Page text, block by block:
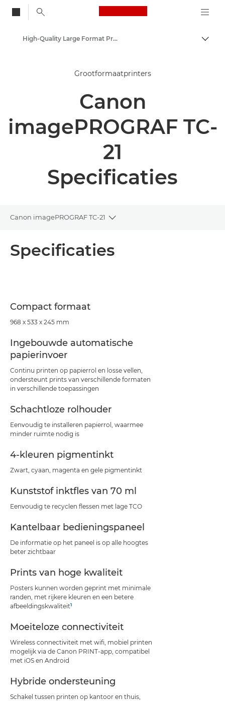
Canon Logo, back
Oplossingen en services
Zakelijke producten
High-Quality Large Format Printers for CAD/GIS and Stunning Graphics
Grootformaatprinters
Canon
imagePROGRAF TC-
21
Specificaties
Canon imagePROGRAF TC-21
Toggle breadcrumbs
Specificaties
Compact formaat
968 x 533 x 245 mm
Ingebouwde automatische
papierinvoer
Continu printen op papierrol en losse vellen,
ondersteunt prints van verschillende formaten
in verschillende toepassingen
Schachtloze rolhouder
Eenvoudig te installeren papierrol, waarmee
minder ruimte nodig is
4-kleuren pigmentinkt
Zwart, cyaan, magenta en gele pigmentinkt
Kunststof inktfles van 70 ml
Eenvoudig te recyclen flessen met lage TCO
Kantelbaar bedieningspaneel
De informatie op het paneel is op alle hoogtes
beter zichtbaar
Prints van hoge kwaliteit
Posters kunnen worden geprint met minimale
randen, met rijkere kleuren en een betere
afbeeldingskwaliteit1
Moeiteloze connectiviteit
Wireless connectiviteit met wifi, mobiel printen
mogelijk via de Canon PRINT-app, compatibel
met iOS en Android
Hybride ondersteuning
Schakel tussen printen op kantoor en thuis,